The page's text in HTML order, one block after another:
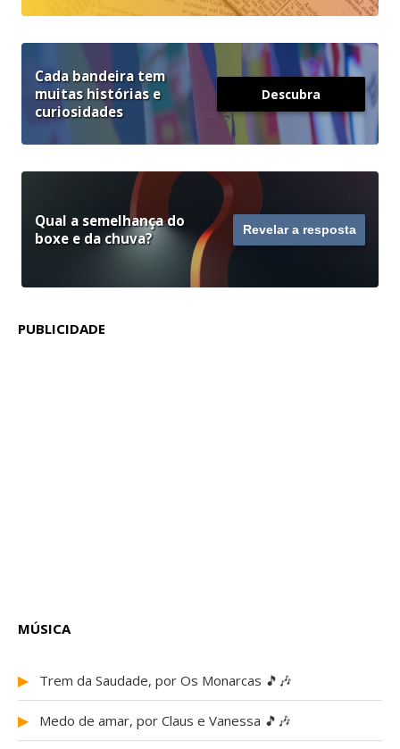
Cada bandeira tem
muitas histórias e
curiosidades
Descubra
Qual a semelhança do
boxe e da chuva?
Revelar a resposta
PUBLICIDADE
MÚSICA
▶ Trem da Saudade, por Os Monarcas 🎵🎶
▶ Medo de amar, por Claus e Vanessa 🎵🎶